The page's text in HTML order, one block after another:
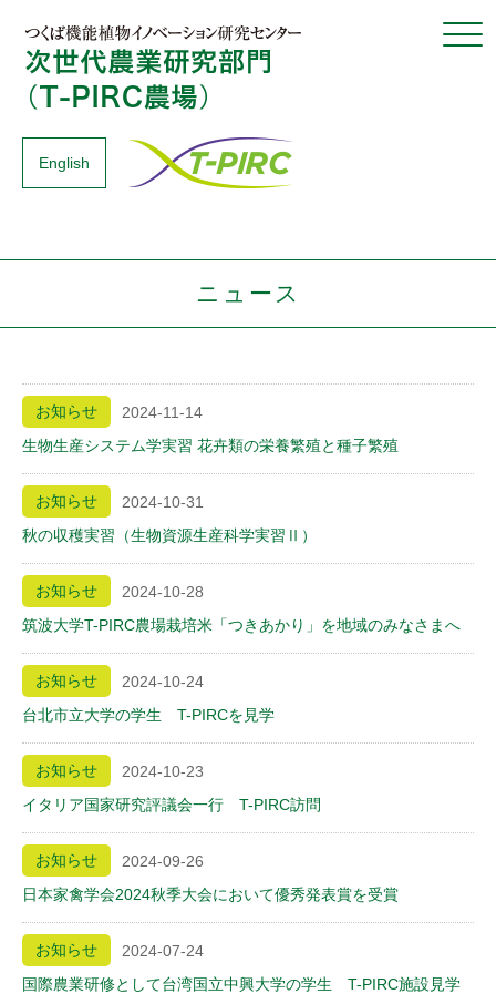
English
Click
ニュース
お知らせ
2024-11-14
生物生産システム学実習 花卉類の栄養繁殖と種子繁殖
お知らせ
2024-10-31
秋の収穫実習（生物資源生産科学実習Ⅱ）
お知らせ
2024-10-28
筑波大学T-PIRC農場栽培米「つきあかり」を地域のみなさまへ
お知らせ
2024-10-24
台北市立大学の学生 T-PIRCを見学
お知らせ
2024-10-23
イタリア国家研究評議会一行 T-PIRC訪問
お知らせ
2024-09-26
日本家禽学会2024秋季大会において優秀発表賞を受賞
お知らせ
2024-07-24
国際農業研修として台湾国立中興大学の学生 T-PIRC施設見学